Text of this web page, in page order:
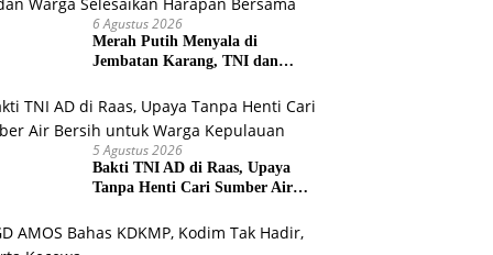
6 Agustus 2026
Merah Putih Menyala di
Jembatan Karang, TNI dan
Bersama
5 Agustus 2026
Bakti TNI AD di Raas, Upaya
Tanpa Henti Cari Sumber Air